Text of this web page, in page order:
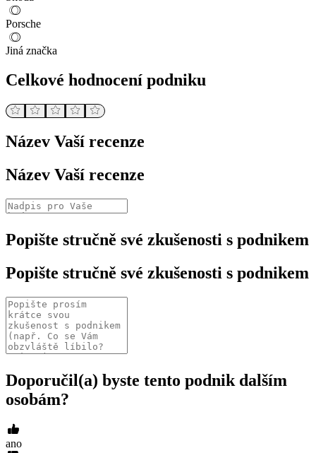
Porsche
Jiná značka
Celkové hodnocení podniku
Název Vaší recenze
Název Vaší recenze
Popište stručně své zkušenosti s podnikem
Popište stručně své zkušenosti s podnikem
Doporučil(a) byste tento podnik dalším
osobám?
ano